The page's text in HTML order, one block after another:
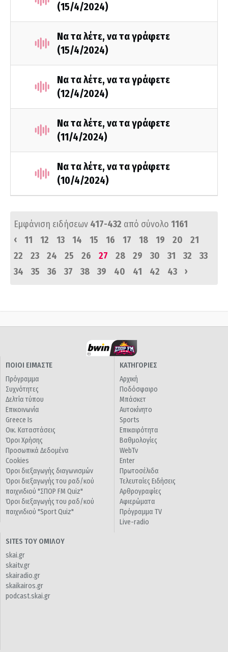
(15/4/2024)
Να τα λέτε, να τα γράφετε
(15/4/2024)
Να τα λέτε, να τα γράφετε
(12/4/2024)
Να τα λέτε, να τα γράφετε
(11/4/2024)
Να τα λέτε, να τα γράφετε
(10/4/2024)
Εμφάνιση ειδήσεων 417-432 από σύνολο 1161
‹
11 12 13 14 15 16 17 18 19 20
21
22
23 24 25 26 27 28 29 30 31 32
33
34
35 36 37 38 39 40 41 42 43 ›
ΠΟΙΟΙ ΕΙΜΑΣΤΕ
Πρόγραμμα
Συχνότητες
Δελτία τύπου
Επικοινωνία
Greece Is
Οικ. Καταστάσεις
Όροι Χρήσης
Προσωπικά Δεδομένα
Cookies
Όροι διεξαγωγής διαγωνισμών
Όροι διεξαγωγής του ραδ/κού
παιχνιδιού "ΣΠΟΡ FM Quiz"
Όροι διεξαγωγής του ραδ/κού
παιχνιδιού "Sport Quiz"
ΚΑΤΗΓΟΡΙΕΣ
Αρχική
Ποδόσφαιρο
Μπάσκετ
Αυτοκίνητο
Sports
Επικαιρότητα
Βαθμολογίες
WebTv
Enter
Πρωτοσέλιδα
Τελευταίες Ειδήσεις
Αρθρογραφίες
Αφιερώματα
Πρόγραμμα TV
Live-radio
SITES ΤΟΥ ΟΜΙΛΟΥ
skai.gr
skaitv.gr
skairadio.gr
skaikairos.gr
podcast.skai.gr